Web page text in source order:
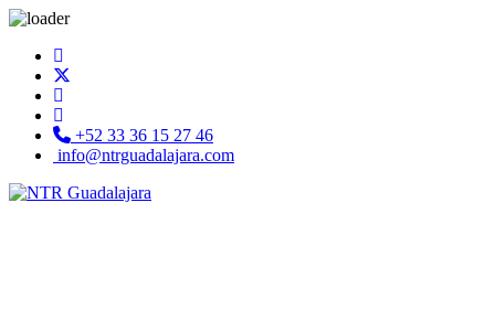
+52 33 36 15 27 46
info@ntrguadalajara.com